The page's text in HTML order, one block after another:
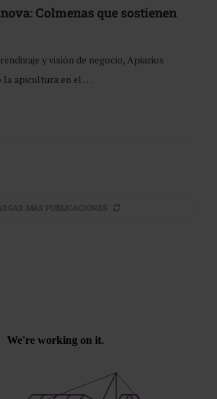
Colmenas que sostienen
y visión de negocio, Apiarios
la apicultura en el …
MÁS PUBLICACIONES